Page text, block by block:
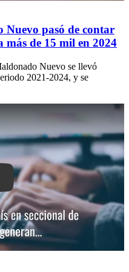
pasó de contar
más de 15 mil en 2024
Nuevo se llevó
2021-2024, y se
Denuncia a periodista de El